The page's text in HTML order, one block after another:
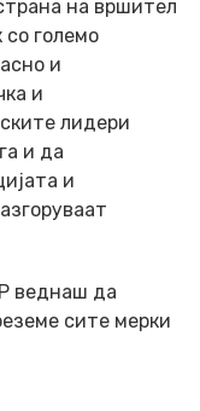
на вршител
со големо
и
и
лидери
и да
и
веднаш да
сите мерки